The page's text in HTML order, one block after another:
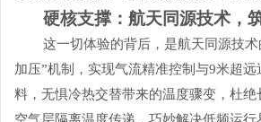
硬核支撑：航天同源技术，
这一切体验的背后，是航天同源技
加压”机制，实现气流精准控制与9米超
料，无惧冷热交替带来的温度骤变，杜